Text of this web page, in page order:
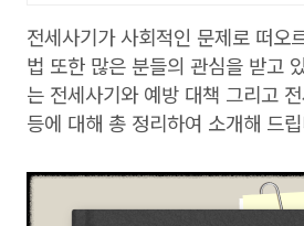
전세사기가 사회적인 문제로 떠오
법 또한 많은 분들의 관심을 받고
는 전세사기와 예방 대책 그리고
등에 대해 총 정리하여 소개해 드